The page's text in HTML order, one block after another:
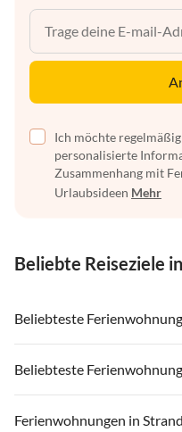
Ich möchte
personalisierte
Zusammenhang mit
Urlaubsideen Mehr
Beliebte Reiseziele
Beliebteste
Ferienwohnungen in
Ferienwohnungen in Ostsee
Beliebteste
Ferienwohnungen in
Ferienwohnungen in